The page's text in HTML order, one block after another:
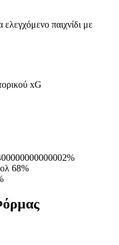
παιχνίδι με
xG
68%